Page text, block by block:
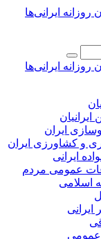
ایران
و کشاورزی ایران
ایرانی
عمومی مردم
اسلامی
ایرانی